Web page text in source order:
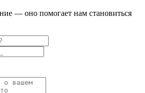
— оно помогает нам становиться